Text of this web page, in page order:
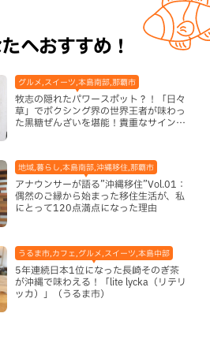
へおすすめ！
グルメ,スイーツ,本島南部,那覇市
牧志の隠れたパワースポット？！「日々
草」でボクシング界の世界王者が味わっ
た黒糖ぜんざいを堪能！貴重なサインと
地域,暮らし,本島南部,沖縄移住,那覇市
アナウンサーが語る”沖縄移住”Vol.01：
偶然のご縁から始まった移住生活が、私
にとって120点満点になった理由
うるま市,カフェ,グルメ,スイーツ,本島中部
5年連続日本1位になった長崎そのぎ茶
が沖縄で味わえる！「lite lycka（リテリ
ッカ）」（うるま市）